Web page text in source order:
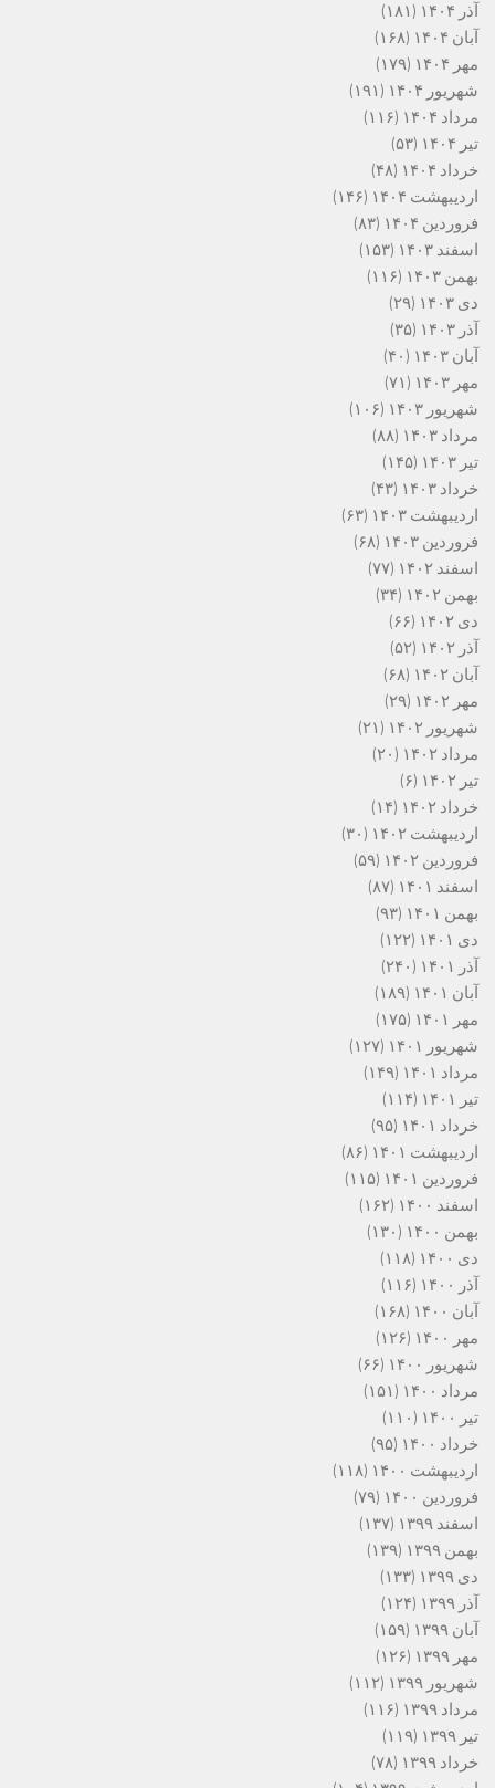
آذر ۱۴۰۴
(۱۸۱)
آبان ۱۴۰۴
(۱۶۸)
مهر ۱۴۰۴
(۱۷۹)
شهریور ۱۴۰۴
(۱۹۱)
مرداد ۱۴۰۴
(۱۱۶)
تیر ۱۴۰۴
(۵۳)
خرداد ۱۴۰۴
(۴۸)
اردیبهشت ۱۴۰۴
(۱۴۶)
فروردین ۱۴۰۴
(۸۳)
اسفند ۱۴۰۳
(۱۵۳)
بهمن ۱۴۰۳
(۱۱۶)
دی ۱۴۰۳
(۲۹)
آذر ۱۴۰۳
(۳۵)
آبان ۱۴۰۳
(۴۰)
مهر ۱۴۰۳
(۷۱)
شهریور ۱۴۰۳
(۱۰۶)
مرداد ۱۴۰۳
(۸۸)
تیر ۱۴۰۳
(۱۴۵)
خرداد ۱۴۰۳
(۴۳)
اردیبهشت ۱۴۰۳
(۶۳)
فروردین ۱۴۰۳
(۶۸)
اسفند ۱۴۰۲
(۷۷)
بهمن ۱۴۰۲
(۳۴)
دی ۱۴۰۲
(۶۶)
آذر ۱۴۰۲
(۵۲)
آبان ۱۴۰۲
(۶۸)
مهر ۱۴۰۲
(۲۹)
شهریور ۱۴۰۲
(۲۱)
مرداد ۱۴۰۲
(۲۰)
تیر ۱۴۰۲
(۶)
خرداد ۱۴۰۲
(۱۴)
اردیبهشت ۱۴۰۲
(۳۰)
فروردین ۱۴۰۲
(۵۹)
اسفند ۱۴۰۱
(۸۷)
بهمن ۱۴۰۱
(۹۳)
دی ۱۴۰۱
(۱۲۲)
آذر ۱۴۰۱
(۲۴۰)
آبان ۱۴۰۱
(۱۸۹)
مهر ۱۴۰۱
(۱۷۵)
شهریور ۱۴۰۱
(۱۲۷)
مرداد ۱۴۰۱
(۱۴۹)
تیر ۱۴۰۱
(۱۱۴)
خرداد ۱۴۰۱
(۹۵)
اردیبهشت ۱۴۰۱
(۸۶)
فروردین ۱۴۰۱
(۱۱۵)
اسفند ۱۴۰۰
(۱۶۲)
بهمن ۱۴۰۰
(۱۳۰)
دی ۱۴۰۰
(۱۱۸)
آذر ۱۴۰۰
(۱۱۶)
آبان ۱۴۰۰
(۱۶۸)
مهر ۱۴۰۰
(۱۲۶)
شهریور ۱۴۰۰
(۶۶)
مرداد ۱۴۰۰
(۱۵۱)
تیر ۱۴۰۰
(۱۱۰)
خرداد ۱۴۰۰
(۹۵)
اردیبهشت ۱۴۰۰
(۱۱۸)
فروردین ۱۴۰۰
(۷۹)
اسفند ۱۳۹۹
(۱۳۷)
بهمن ۱۳۹۹
(۱۳۹)
دی ۱۳۹۹
(۱۳۳)
آذر ۱۳۹۹
(۱۲۴)
آبان ۱۳۹۹
(۱۵۹)
مهر ۱۳۹۹
(۱۲۶)
شهریور ۱۳۹۹
(۱۱۲)
مرداد ۱۳۹۹
(۱۱۶)
تیر ۱۳۹۹
(۱۱۹)
خرداد ۱۳۹۹
(۷۸)